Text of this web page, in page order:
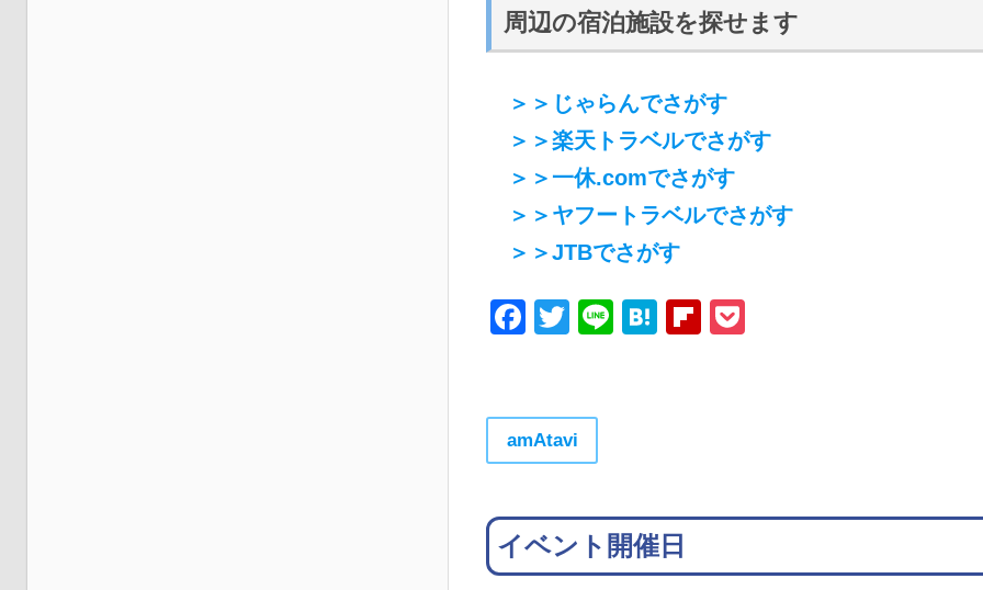
周辺の宿泊施設を探せます
＞＞じゃらんでさがす
＞＞楽天トラベルでさがす
＞＞一休.comでさがす
＞＞ヤフートラベルでさがす
＞＞JTBでさがす
Facebook
Twitter
LineHatenaFlipboard
amAtavi
イベント開催日